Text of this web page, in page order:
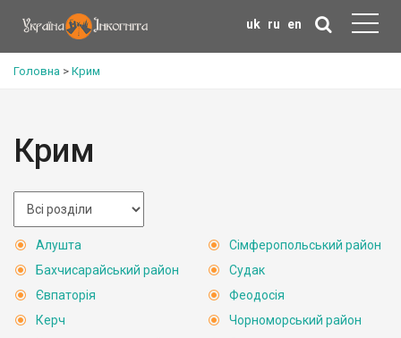
uk ru en
Головна > Крим
Крим
Алушта
Бахчисарайський район
Євпаторія
Керч
Сімферопольський район
Судак
Феодосія
Чорноморський район